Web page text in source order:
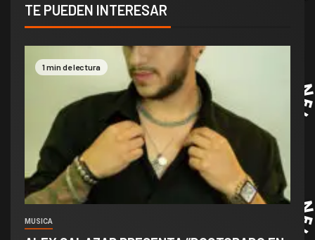
TE PUEDEN INTERESAR
1 min de lectura
MUSICA